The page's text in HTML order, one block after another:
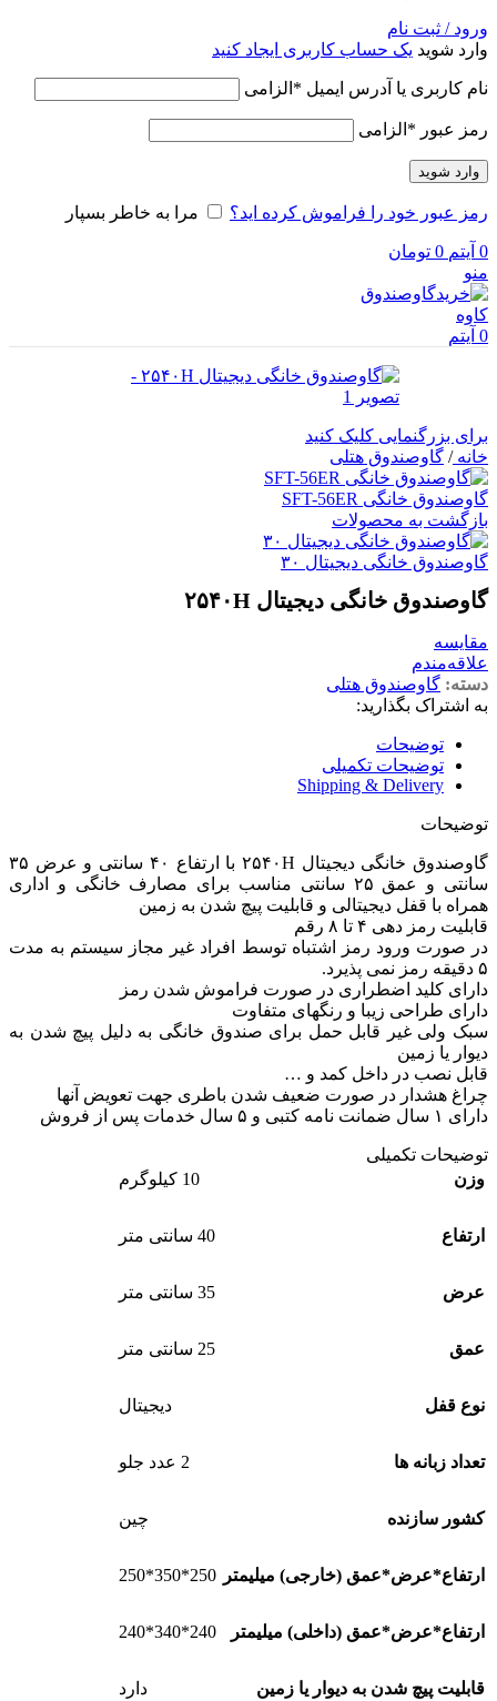
ورود / ثبت نام
وارد شوید یک حساب کاربری ایجاد کنید
نام کاربری یا آدرس ایمیل * الزامی
رمز عبور * الزامی
وارد شوید
رمز عبور خود را فراموش کرده اید؟ مرا به خاطر بسپار
0 آیتم 0 تومان
منو
0 آیتم
برای بزرگنمایی کلیک کنید
خانه/ گاوصندوق هتلی
گاوصندوق خانگی SFT-56ER
بازگشت به محصولات
گاوصندوق خانگی دیجیتال ۳۰
گاوصندوق خانگی دیجیتال ۲۵۴۰H
مقایسه
علاقه‌مندم
دسته: گاوصندوق هتلی
به اشتراک بگذارید:
توضیحات
توضیحات تکمیلی
Shipping & Delivery
توضیحات
گاوصندوق خانگی دیجیتال ۲۵۴۰H با ارتفاع ۴۰ سانتی و عرض ۳۵
سانتی و عمق ۲۵ سانتی مناسب برای مصارف خانگی و اداری
همراه با قفل دیجیتالی و قابلیت پیچ شدن به زمین
قابلیت رمز دهی ۴ تا ۸ رقم
در صورت ورود رمز اشتباه توسط افراد غیر مجاز سیستم به مدت
۵ دقیقه رمز نمی پذیرد.
دارای کلید اضطراری در صورت فراموش شدن رمز
دارای طراحی زیبا و رنگهای متفاوت
سبک ولی غیر قابل حمل برای صندوق خانگی به دلیل پیچ شدن به
دیوار یا زمین
قابل نصب در داخل کمد و …
چراغ هشدار در صورت ضعیف شدن باطری جهت تعویض آنها
دارای ۱ سال ضمانت نامه کتبی و ۵ سال خدمات پس از فروش
توضیحات تکمیلی
وزن
10 کیلوگرم
ارتفاع 40 سانتی متر
عرض 35 سانتی متر
عمق 25 سانتی متر
نوع قفل دیجیتال
تعداد زبانه ها 2 عدد جلو
کشور سازنده چین
ارتفاع*عرض*عمق (خارجی) میلیمتر
ارتفاع*عرض*عمق (داخلی) میلیمتر
قابلیت پیچ شدن به دیوار یا زمین دارد